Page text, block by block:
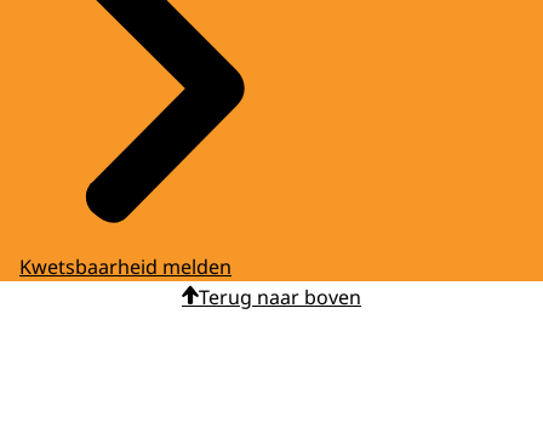
Kwetsbaarheid melden
Terug naar boven